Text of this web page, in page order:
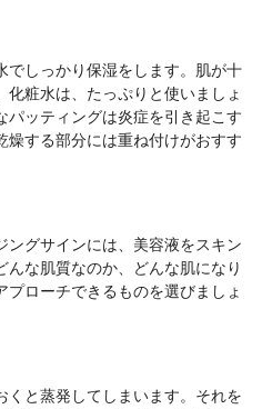
でしっかり保湿をします。肌が十
粧水は、たっぷりと使いましょ
パッティングは炎症を引き起こす
燥する部分には重ね付けがおすす
ングサインには、美容液をスキン
な肌質なのか、どんな肌になり
ローチできるものを選びましょ
くと蒸発してしまいます。それを